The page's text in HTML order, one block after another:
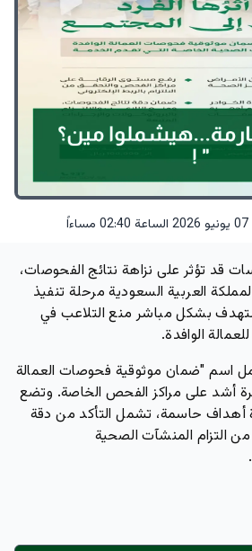
07 يونيو 2026 الساعة 02:40 مساءاً
قد تؤثر على نزاهة نتائج الفحوصات،
العربية السعودية مرحلة تنفيذ
بشكل مباشر منع التلاعب في
الوافدة.
اسم "ضمان موثوقية فحوصات العمالة
أشد على مراكز الفحص الخاصة. وتضع
حاسمة، تشمل التأكد من دقة
التزام المنشآت الصحية